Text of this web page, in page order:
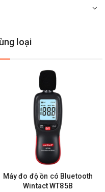
loại
Máy đo độ ồn có Bluetooth
Wintact WT85B